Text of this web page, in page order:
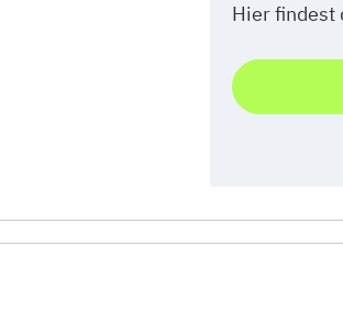
Hier findest